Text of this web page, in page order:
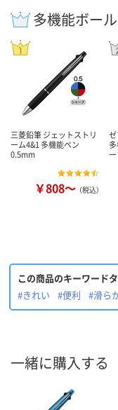
多機能ボー
三菱鉛筆 ジェットストリ
ーム4&1 多機能ペン
0.5mm
￥808～ （税込）
この商品のキーワード
#きれい
#便利 #滑ら
一緒に購入する